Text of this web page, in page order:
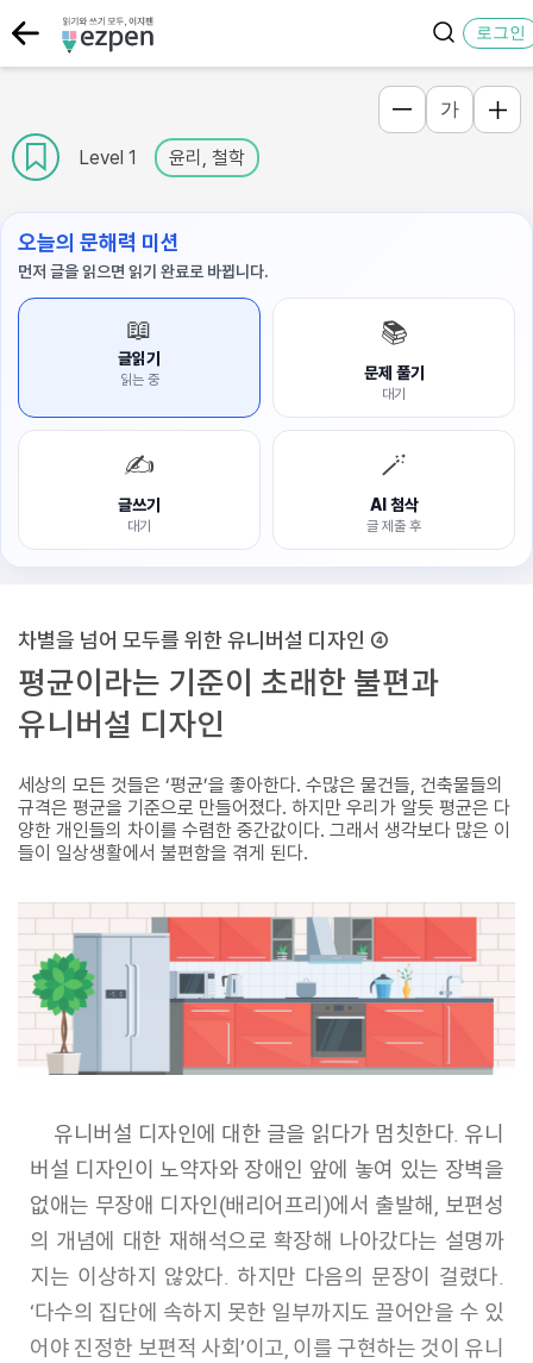
로그인
Level 1 윤리, 철학
가
오늘의 문해력 미션
먼저 글을 읽으면 읽기 완료로 바뀝니다.
📖
글읽기
읽는 중
📚
문제 풀기
대기
✍️
글쓰기
대기
🪄
AI 첨삭
글 제출 후
차별을 넘어 모두를 위한 유니버설 디자인 ④
평균이라는 기준이 초래한 불편과
유니버설 디자인
세상의 모든 것들은 ‘평균’을 좋아한다. 수많은 물건들, 건축물들의
규격은 평균을 기준으로 만들어졌다. 하지만 우리가 알듯 평균은 다
양한 개인들의 차이를 수렴한 중간값이다. 그래서 생각보다 많은 이
들이 일상생활에서 불편함을 겪게 된다.
유니버설 디자인에 대한 글을 읽다가 멈칫한다. 유니
버설 디자인이 노약자와 장애인 앞에 놓여 있는 장벽을
없애는 무장애 디자인(배리어프리)에서 출발해, 보편성
의 개념에 대한 재해석으로 확장해 나아갔다는 설명까
지는 이상하지 않았다. 하지만 다음의 문장이 걸렸다.
‘다수의 집단에 속하지 못한 일부까지도 끌어안을 수 있
어야 진정한 보편적 사회’이고, 이를 구현하는 것이 유니